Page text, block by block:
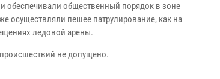
обеспечивали общественный порядок в зоне
осуществляли пешее патрулирование, как на
ледовой арены.
не допущено.